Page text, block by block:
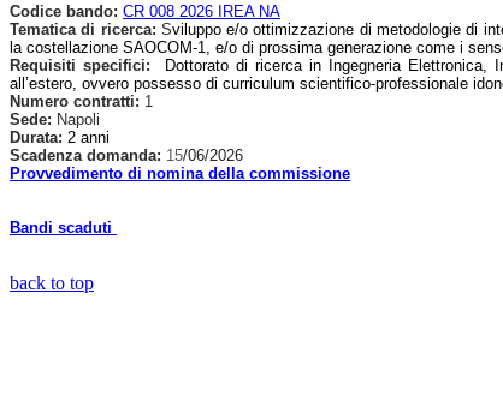
Codice bando: CR 008 2026 IREA NA
Tematica di ricerca: Sviluppo e/o ottimizzazione di metodologie di
la costellazione SAOCOM-1, e/o di prossima generazione come i
Requisiti specifici:
Dottorato di ricerca in Ingegneria Elettronica,
all’estero, ovvero possesso di curriculum scientifico-professionale
Numero contratti: 1
Sede: Napoli
Durata: 2 anni
Scadenza domanda: 15/06/2026
Provvedimento di nomina della commissione
Bandi scaduti
back to top